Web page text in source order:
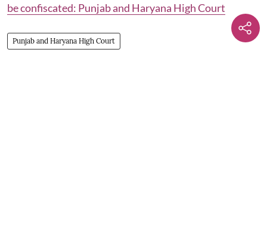
be confiscated: Punjab and Haryana High Court
Punjab and Haryana High Court